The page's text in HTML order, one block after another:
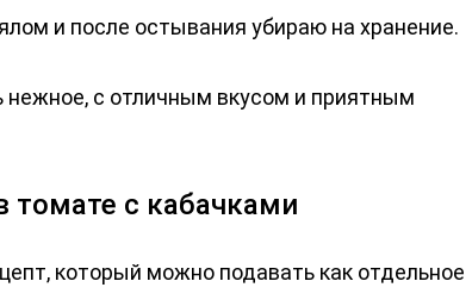
и после остывания убираю на хранение.
нежное, с отличным вкусом и приятным
томате с кабачками
который можно подавать как отдельное